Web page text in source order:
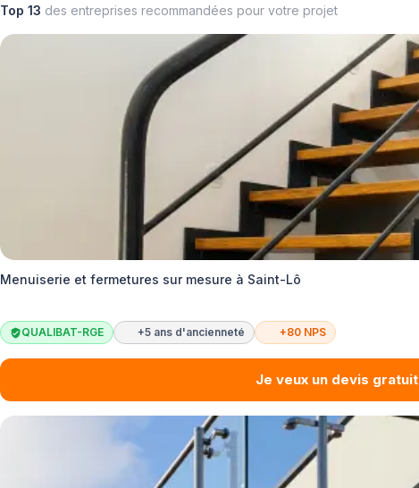
Top 13 des entreprises recommandées pour votre projet
Menuiserie et fermetures sur mesure à Saint-Lô
QUALIBAT-RGE +5 ans d'ancienneté +80 NPS
Je veux un devis gratuit